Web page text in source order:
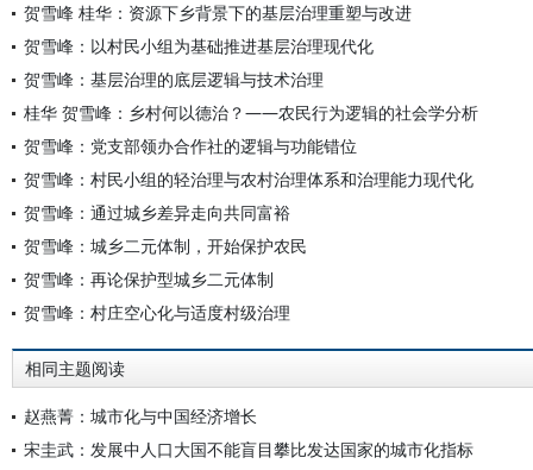
贺雪峰 桂华：资源下乡背景下的基层治理重塑与改进
贺雪峰：以村民小组为基础推进基层治理现代化
贺雪峰：基层治理的底层逻辑与技术治理
桂华 贺雪峰：乡村何以德治？——农民行为逻辑的社会学分析
贺雪峰：党支部领办合作社的逻辑与功能错位
贺雪峰：村民小组的轻治理与农村治理体系和治理能力现代化
贺雪峰：通过城乡差异走向共同富裕
贺雪峰：城乡二元体制，开始保护农民
贺雪峰：再论保护型城乡二元体制
贺雪峰：村庄空心化与适度村级治理
相同主题阅读
赵燕菁：城市化与中国经济增长
宋圭武：发展中人口大国不能盲目攀比发达国家的城市化指标